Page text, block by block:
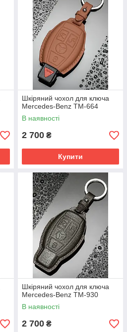
Шкіряний чохол для ключа
Mercedes-Benz TM-664
В наявності
2 700 ₴
Купити
Шкіряний чохол для ключа
Mercedes-Benz TM-930
В наявності
2 700 ₴